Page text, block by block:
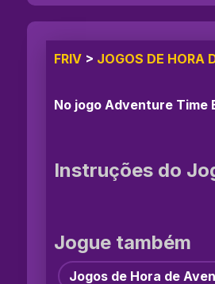
FRIV > JOGOS DE HORA
No jogo Adventure Time
Instruções do
Jogue também
Jogos de Hora de